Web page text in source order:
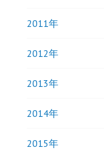
2011年
2012年
2013年
2014年
2015年